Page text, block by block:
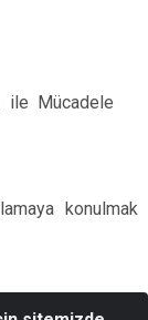
ile Mücadele
konulmak